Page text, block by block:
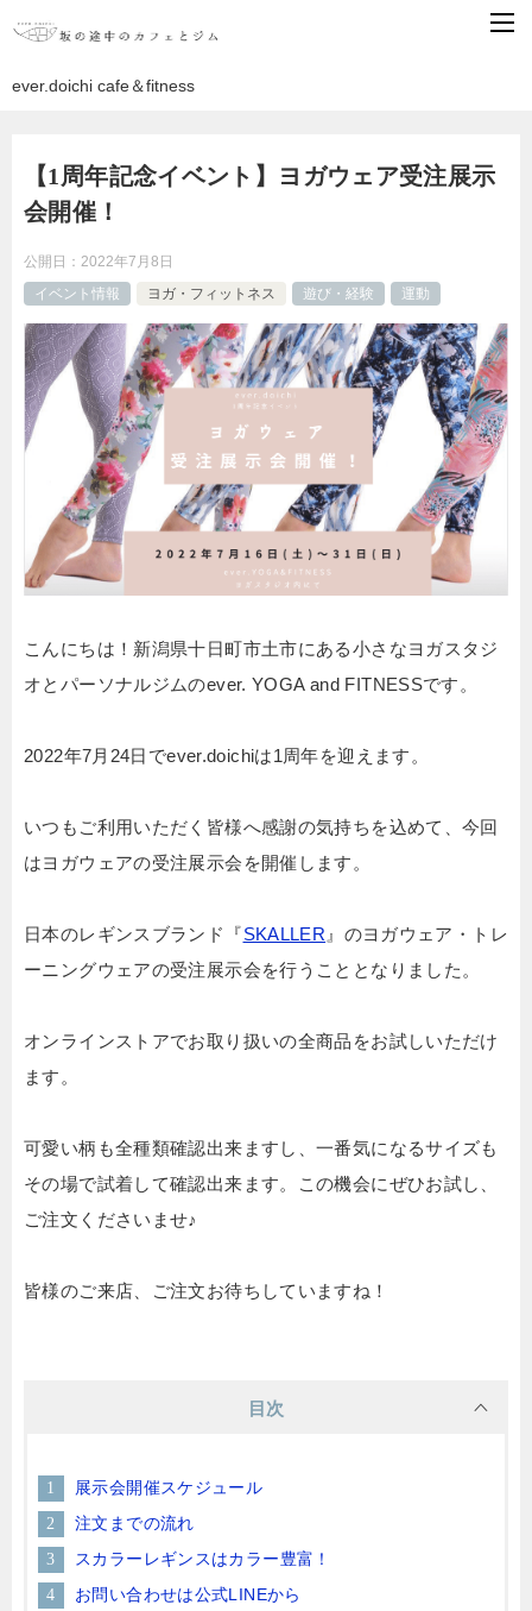
ever.doichi cafe＆fitness
【1周年記念イベント】ヨガウェア受注展示
会開催！
公開日： 2022年7月8日
イベント情報
ヨガ・フィットネス 遊び・経験 運動
こんにちは！新潟県十日町市土市にある小さなヨガスタジ
オとパーソナルジムのever. YOGA and FITNESSです。
2022年7月24日でever.doichiは1周年を迎えます。
いつもご利用いただく皆様へ感謝の気持ちを込めて、今回
はヨガウェアの受注展示会を開催します。
日本のレギンスブランド『SKALLER』のヨガウェア・トレ
ーニングウェアの受注展示会を行うこととなりました。
オンラインストアでお取り扱いの全商品をお試しいただけ
ます。
可愛い柄も全種類確認出来ますし、一番気になるサイズも
その場で試着して確認出来ます。この機会にぜひお試し、
ご注文くださいませ♪
皆様のご来店、ご注文お待ちしていますね！
目次
展示会開催スケジュール
注文までの流れ
スカラーレギンスはカラー豊富！
お問い合わせは公式LINEから